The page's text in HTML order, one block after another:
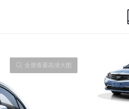
全屏查看高清大图